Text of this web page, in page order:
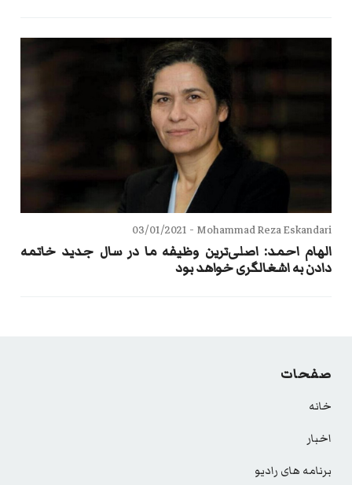
Mohammad Reza Eskandari -
03/01/2021
الهام احمد: اصلی‌ترین وظیفه ما در سال جدید خاتمه
دادن به اشغالگری خواهد بود
صفحات
خانه
اخبار
برنامه های رادیو